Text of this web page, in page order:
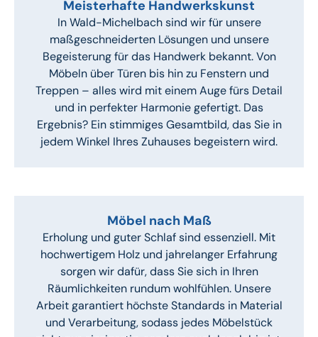
Meisterhafte Handwerkskunst
In Wald-Michelbach sind wir für unsere
maßgeschneiderten Lösungen und unsere
Begeisterung für das Handwerk bekannt. Von
Möbeln über Türen bis hin zu Fenstern und
Treppen – alles wird mit einem Auge fürs Detail
und in perfekter Harmonie gefertigt. Das
Ergebnis? Ein stimmiges Gesamtbild, das Sie in
jedem Winkel Ihres Zuhauses begeistern wird.
Möbel nach Maß
Erholung und guter Schlaf sind essenziell. Mit
hochwertigem Holz und jahrelanger Erfahrung
sorgen wir dafür, dass Sie sich in Ihren
Räumlichkeiten rundum wohlfühlen. Unsere
Arbeit garantiert höchste Standards in Material
und Verarbeitung, sodass jedes Möbelstück